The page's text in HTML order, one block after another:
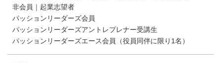
非会員｜起業志望者
パッションリーダーズ会員
パッションリーダーズアントレプレナー受講生
パッションリーダーズエース会員（役員同伴に限り1名）